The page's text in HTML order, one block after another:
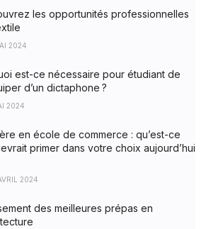
les opportunités professionnelles
2024
est-ce nécessaire pour étudiant de
d’un dictaphone ?
2024
en école de commerce : qu’est-ce
primer dans votre choix aujourd’hui
2024
des meilleures prépas en